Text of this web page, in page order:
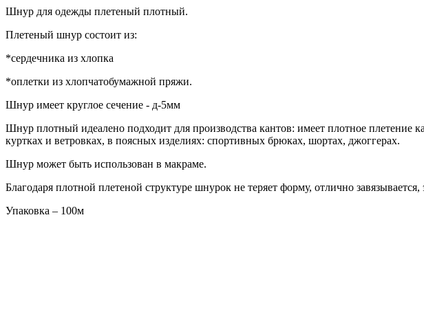
Шнур для одежды плетеный плотный.
Плетеный шнур состоит из:
*сердечника из хлопка
*оплетки из хлопчатобумажной пряжи.
Шнур имеет круглое сечение - д-5мм
Шнур плотный идеалено подходит для производства кантов: имеет плотное плетение
куртках и ветровках, в поясных изделиях: спортивных брюках, шортах, джоггерах.
Шнур может быть использован в макраме.
Благодаря плотной плетеной структуре шнурок не теряет форму, отлично завязывается,
Упаковка – 100м